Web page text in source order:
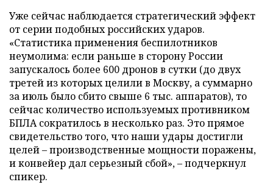
Уже сейчас наблюдается стратегический эффект
от серии подобных российских ударов.
«Статистика применения беспилотников
неумолима: если раньше в сторону России
запускалось более 600 дронов в сутки (до двух
третей из которых целили в Москву, а суммарно
за июль было сбито свыше 6 тыс. аппаратов), то
сейчас количество используемых противником
БПЛА сократилось в несколько раз. Это прямое
свидетельство того, что наши удары достигли
целей – производственные мощности поражены,
и конвейер дал серьезный сбой», – подчеркнул
спикер.